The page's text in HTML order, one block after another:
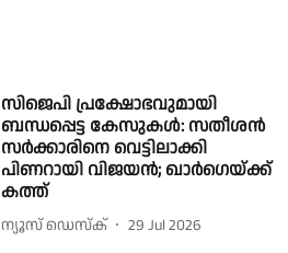
സിജെപി പ്രക്ഷോഭവുമായി
ബന്ധപ്പെട്ട കേസുകള്‍: സതീശന്‍
സര്‍ക്കാരിനെ വെട്ടിലാക്കി
പിണറായി വിജയന്‍; ഖാര്‍ഗെയ്ക്ക്
കത്ത്
ന്യൂസ് ഡെസ്ക് 29 Jul 2026